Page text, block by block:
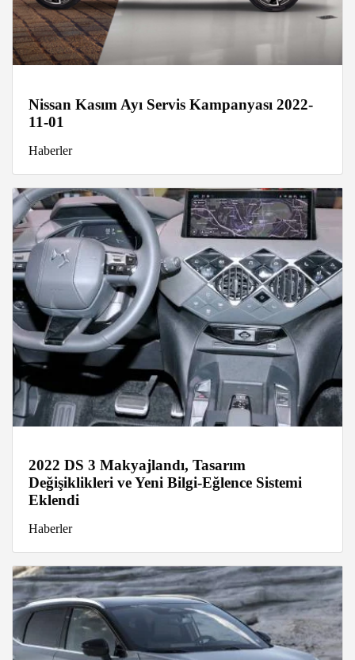
Nissan Kasım Ayı Servis Kampanyası 2022-
11-01
Haberler
2022 DS 3 Makyajlandı, Tasarım
Değişiklikleri ve Yeni Bilgi-Eğlence Sistemi
Eklendi
Haberler